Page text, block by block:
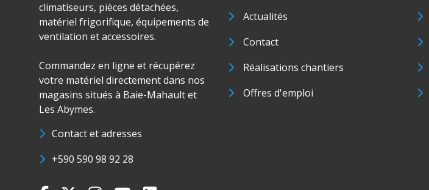
climatiseurs, pièces détachées,
matériel frigorifique, équipements de
ventilation et accessoires.
Commandez en ligne et récupérez
votre matériel directement dans nos
magasins situés à Baie-Mahault et
Les Abymes.
Contact et adresses
+590 590 98 92 28
Actualités
Contact
Réalisations chantiers
Offres d'emploi